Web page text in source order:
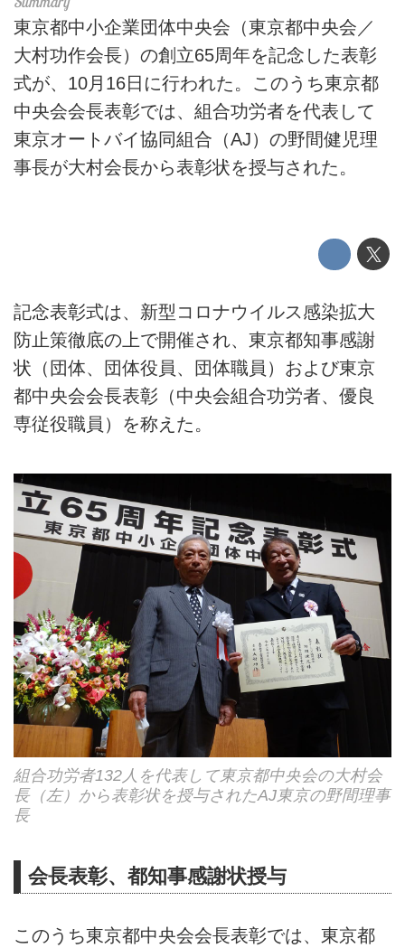
東京都中小企業団体中央会（東京都中央会／
大村功作会長）の創立65周年を記念した表彰
式が、10月16日に行われた。このうち東京都
中央会会長表彰では、組合功労者を代表して
東京オートバイ協同組合（AJ）の野間健児理
事長が大村会長から表彰状を授与された。
記念表彰式は、新型コロナウイルス感染拡大
防止策徹底の上で開催され、東京都知事感謝
状（団体、団体役員、団体職員）および東京
都中央会会長表彰（中央会組合功労者、優良
専従役職員）を称えた。
組合功労者132人を代表して東京都中央会の大村会
長（左）から表彰状を授与されたAJ東京の野間理事
長
会長表彰、都知事感謝状授与
このうち東京都中央会会長表彰では、東京都